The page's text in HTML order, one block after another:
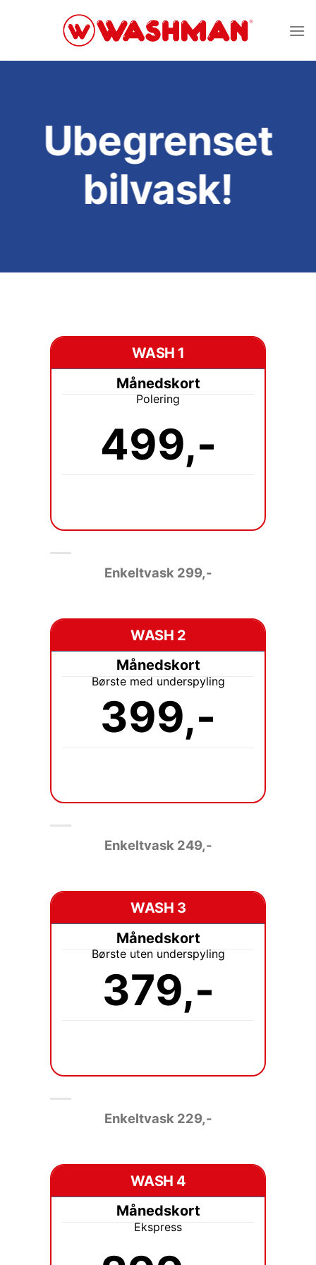
Ubegrenset
bilvask!
WASH 1
Månedskort
Polering
499,-
Enkeltvask 299,-
WASH 2
Månedskort
Børste med underspyling
399,-
Enkeltvask 249,-
WASH 3
Månedskort
Børste uten underspyling
379,-
Enkeltvask 229,-
WASH 4
Månedskort
Ekspress